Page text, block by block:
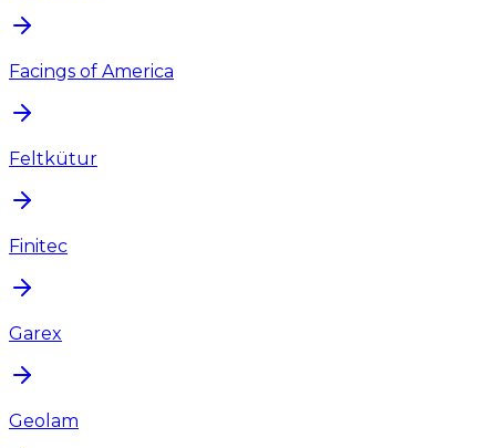
Facings of America
Feltkütur
Finitec
Garex
Geolam